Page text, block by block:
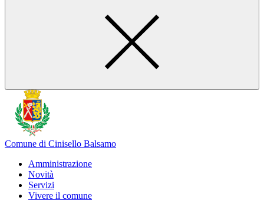
Comune di Cinisello Balsamo
Amministrazione
Novità
Servizi
Vivere il comune